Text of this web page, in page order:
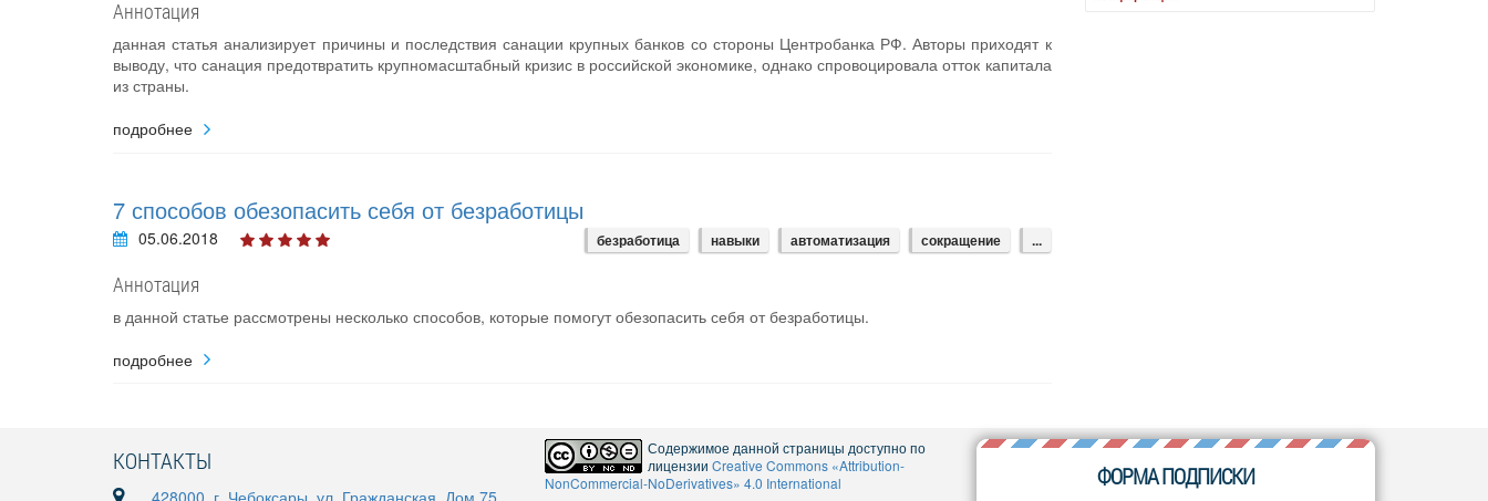
Аннотация
данная статья анализирует причины и последствия санации крупных банков со стороны Центробанка РФ. Авторы приходят к
выводу, что санация предотвратить крупномасштабный кризис в российской экономике, однако спровоцировала отток капитала
из страны.
подробнее
7 способов обезопасить себя от безработицы
05.06.2018 безработица навыки автоматизация сокращение ...
Аннотация
в данной статье рассмотрены несколько способов, которые помогут обезопасить себя от безработицы.
подробнее
КОНТАКТЫ
428000, г. Чебоксары, ул. Гражданская, Дом 75
Содержимое данной страницы доступно по
лицензии Creative Commons «Attribution-
NonCommercial-NoDerivatives» 4.0 International
ФОРМА ПОДПИСКИ